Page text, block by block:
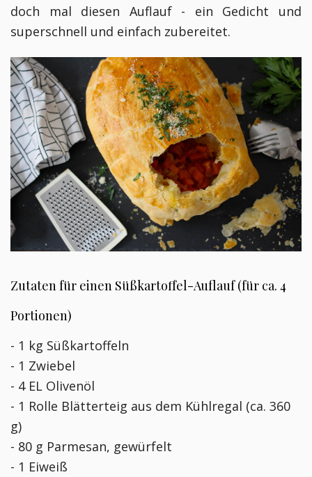
doch mal diesen Auflauf - ein Gedicht und
superschnell und einfach zubereitet.
Zutaten für einen Süßkartoffel-Auflauf (für ca. 4
Portionen)
- 1 kg Süßkartoffeln
- 1 Zwiebel
- 4 EL Olivenöl
- 1 Rolle Blätterteig aus dem Kühlregal (ca. 360
g)
- 80 g Parmesan, gewürfelt
- 1 Eiweiß